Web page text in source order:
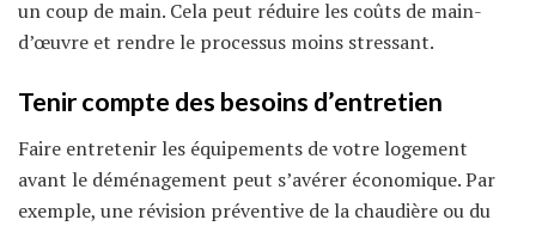
un coup de main. Cela peut réduire les coûts de main-
d’œuvre et rendre le processus moins stressant.
Tenir compte des besoins d’entretien
Faire entretenir les équipements de votre logement
avant le déménagement peut s’avérer économique. Par
exemple, une révision préventive de la chaudière ou du